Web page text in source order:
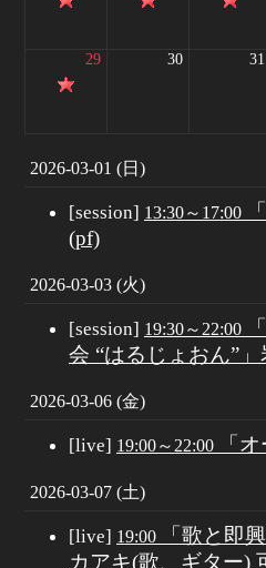
29 30 31
2026-03-01 (日)
[session] 13:30～17:00
(pf)
2026-03-03 (火)
[session] 19:30～22:00
会 “はるじょおん”
2026-03-06 (金)
[live] 19:00～22:00 「
2026-03-07 (土)
[live] 19:00 「歌と即
カアキ(歌、ギター)